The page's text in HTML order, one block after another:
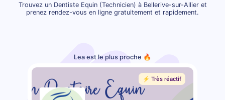
Trouvez un Dentiste Equin (Technicien) à Bellerive-sur-Allier et
prenez rendez-vous en ligne gratuitement et rapidement.
Lea est le plus proche 🔥
⚡️ Très réactif